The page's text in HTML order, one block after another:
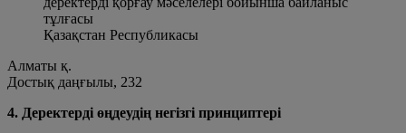
тұлғасы
Қазақстан Республикасы
Алматы қ.
Достық даңғылы, 232
4. Деректерді өңдеудің негізгі принциптері